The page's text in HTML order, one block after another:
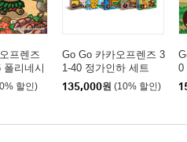
프렌즈
폴리네시
할인)
Go Go 카카오프렌즈 3
1-40 정가인하 세트
135,000원 (10% 할인)
0